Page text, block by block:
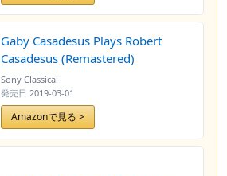
Gaby Casadesus Plays Robert
Casadesus (Remastered)
Sony Classical
発売日 2019-03-01
Amazonで見る >